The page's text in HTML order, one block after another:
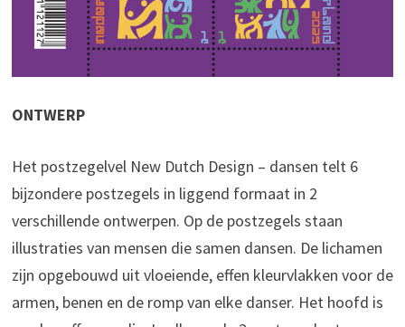
ONTWERP
Het postzegelvel New Dutch Design – dansen telt 6
bijzondere postzegels in liggend formaat in 2
verschillende ontwerpen. Op de postzegels staan
illustraties van mensen die samen dansen. De lichamen
zijn opgebouwd uit vloeiende, effen kleurvlakken voor de
armen, benen en de romp van elke danser. Het hoofd is